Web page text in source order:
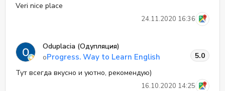
24.11.2020 16:36
Veri nice place
Oduplacia (Одупляция)
оProgress. Way to Learn English
16.10.2020 14:25
5.0
Тут всегда вкусно и уютно, рекомендую)